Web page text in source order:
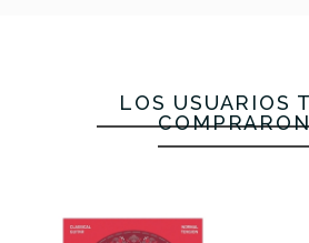
LOS USUARIOS